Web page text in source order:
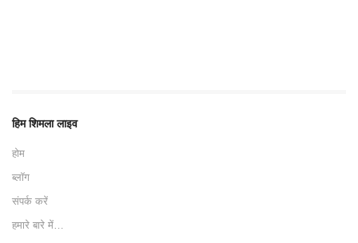
हिम शिमला लाइव
होम
ब्लॉग
संपर्क करें
हमारे बारे में…